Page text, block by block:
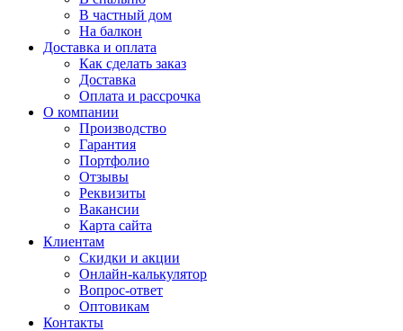
В частный дом
На балкон
Доставка и оплата
Как сделать заказ
Доставка
Оплата и рассрочка
О компании
Производство
Гарантия
Портфолио
Отзывы
Реквизиты
Вакансии
Карта сайта
Клиентам
Скидки и акции
Онлайн-калькулятор
Вопрос-ответ
Оптовикам
Контакты